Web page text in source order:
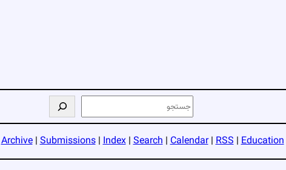
ج
س
ت
ج
Archive|Submissions|Index|Search|Calendar|RSS|Education